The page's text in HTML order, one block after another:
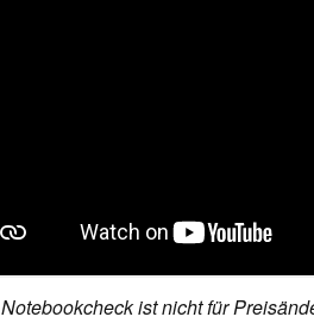
Notebookcheck ist nicht für